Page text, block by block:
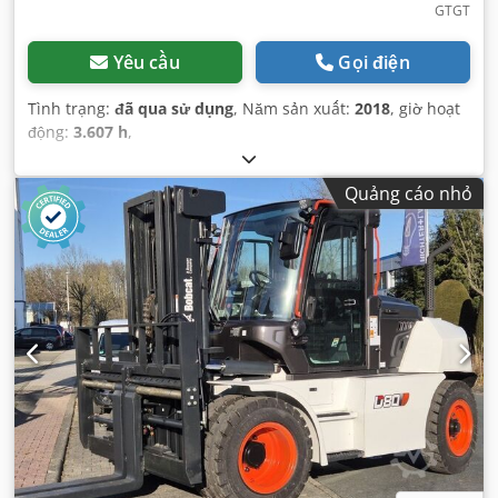
GTGT
Yêu cầu Gọi điện
Tình trạng: đã qua sử dụng, Năm sản xuất: 2018, giờ hoạt
động: 3.607 h,
Quảng cáo nhỏ